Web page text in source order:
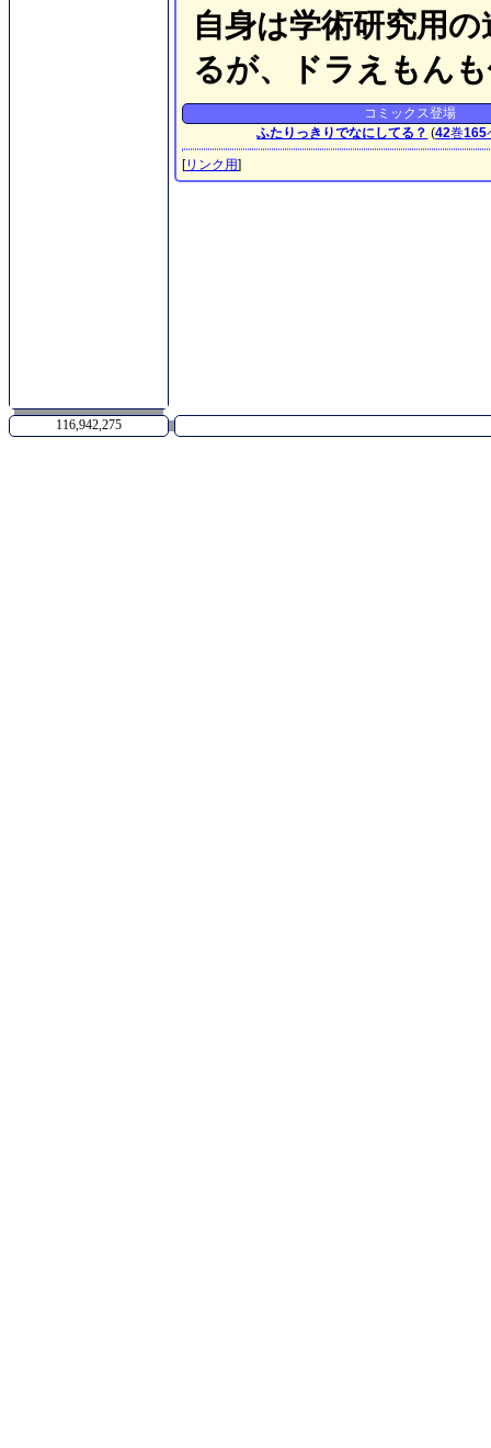
自身は学術研究用
るが、ドラえもん
コミックス登場
ふたりっきりでなにしてる？ (42巻165
[リンク用]
116,942,275